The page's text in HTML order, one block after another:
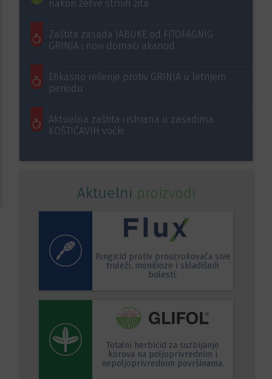
nakon žetve strnih žita
Zaštita zasada JABUKE od FITOFAGNIG
GRINJA i novi domaći akaricid
Efikasno rešenje protiv GRINJA u letnjem
periodu
Aktuelna zaštita i ishrana u zasadima
KOŠTIČAVIH voćki
Aktuelni proizvodi
Fungicid protiv prouzrokovača sive
truleži, monilioze i skladišnih
bolesti.
Totalni herbicid za suzbijanje
korova na poljoprivrednim i
nepoljoprivrednim površinama.